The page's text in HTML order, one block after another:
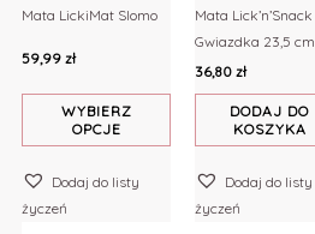
Mata LickiMat Slomo
59,99zł
WYBIERZ
OPCJE
wariantów.
można
stronie
produktu
Dodaj do listy
życzeń
Mata Lick’n’Snack
Gwiazdka 23,5 cm
36,80zł
DODAJ DO
KOSZYKA
Dodaj do listy
życzeń